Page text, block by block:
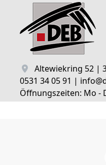
Altewiekring 52 |
0531 34 05 91 |
Öffnungszeiten: Mo -